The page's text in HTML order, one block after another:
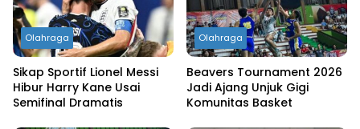
Olahraga
Sikap Sportif Lionel Messi
Hibur Harry Kane Usai
Semifinal Dramatis
Olahraga
Beavers Tournament 2026
Jadi Ajang Unjuk Gigi
Komunitas Basket